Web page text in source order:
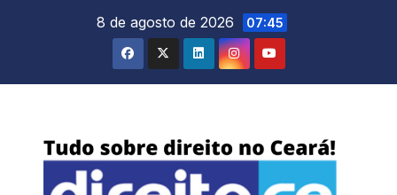
8 de agosto de 2026 07:45